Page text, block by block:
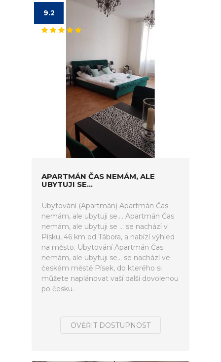
9.2
APARTMÁN ČAS NEMÁM, ALE
UBYTUJI SE...
Ubytování (Apartmán) Apartmán Čas
nemám, ale ubytuji se.... Apartmán Čas
nemám, ale ubytuji se ... se nachází v
Písku, 46 km od Tábora, a nabízí výhled
na město. Ubytování Apartmán Čas
nemám, ale ubytuji se... se nachází ve
českém městě Písek, do kterého si
můžete naplánovat vaší další dovolenou
po česku.
OVĚŘIT DOSTUPNOST